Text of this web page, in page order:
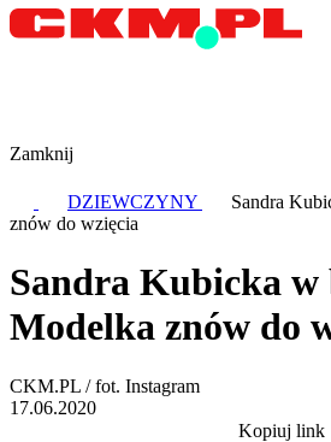
Zamknij
DZIEWCZYNY
Sandra
znów do wzięcia
Sandra Kubicka
Modelka znów do
CKM.PL / fot. Instagram
17.06.2020
Kopiuj link